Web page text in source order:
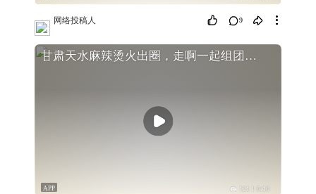
网络投稿人 9
甘肃天水麻辣烫火出圈，走啊一起组团去吃
121 0:10
APP